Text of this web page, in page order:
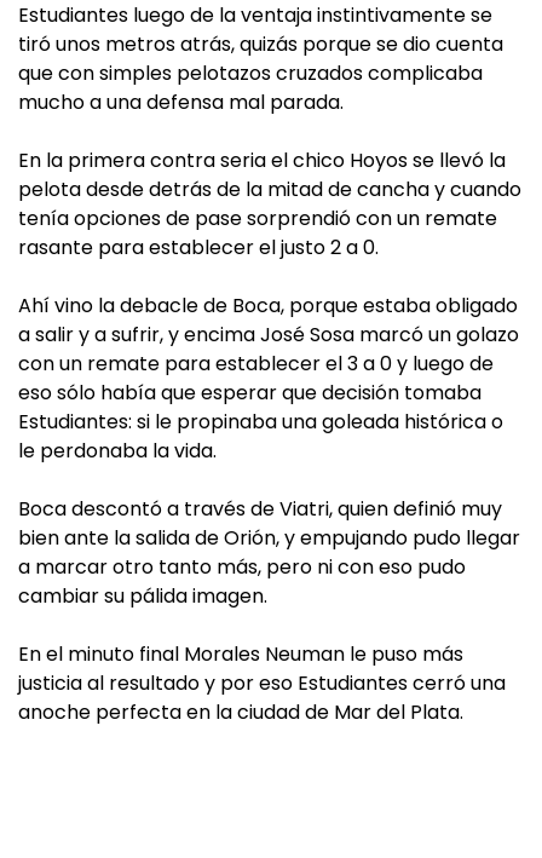
Estudiantes luego de la ventaja instintivamente se
tiró unos metros atrás, quizás porque se dio cuenta
que con simples pelotazos cruzados complicaba
mucho a una defensa mal parada.
En la primera contra seria el chico Hoyos se llevó la
pelota desde detrás de la mitad de cancha y cuando
tenía opciones de pase sorprendió con un remate
rasante para establecer el justo 2 a 0.
Ahí vino la debacle de Boca, porque estaba obligado
a salir y a sufrir, y encima José Sosa marcó un golazo
con un remate para establecer el 3 a 0 y luego de
eso sólo había que esperar que decisión tomaba
Estudiantes: si le propinaba una goleada histórica o
le perdonaba la vida.
Boca descontó a través de Viatri, quien definió muy
bien ante la salida de Orión, y empujando pudo llegar
a marcar otro tanto más, pero ni con eso pudo
cambiar su pálida imagen.
En el minuto final Morales Neuman le puso más
justicia al resultado y por eso Estudiantes cerró una
anoche perfecta en la ciudad de Mar del Plata.